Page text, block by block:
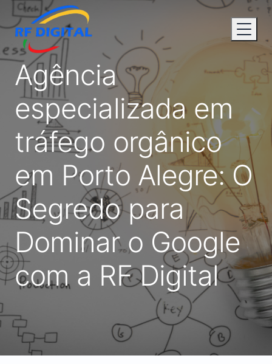
Agência
especializada em
tráfego orgânico
em Porto Alegre: O
Segredo para
Dominar o Google
com a RF Digital